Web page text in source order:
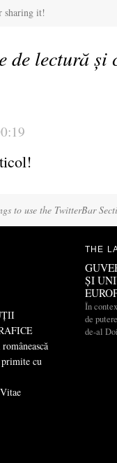
sharing it!
de lectură și
to use the TwitterBar
cu
THE
ȘI
În
de
de-al